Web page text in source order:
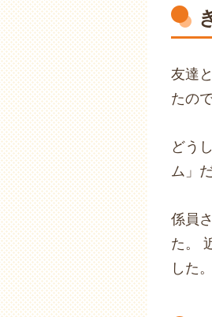
友達
たの
どう
ム」
係員
た。
した。